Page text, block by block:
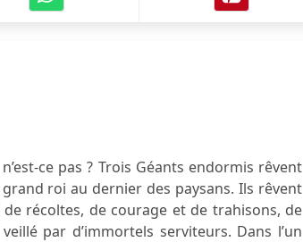
ce pas ? Trois Géants endormis rêvent
roi au dernier des paysans. Ils rêvent
récoltes, de courage et de trahisons, de
par d’immortels serviteurs. Dans l’un